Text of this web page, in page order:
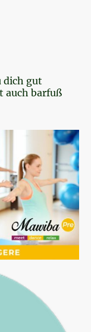
dich gut
auch barfuß